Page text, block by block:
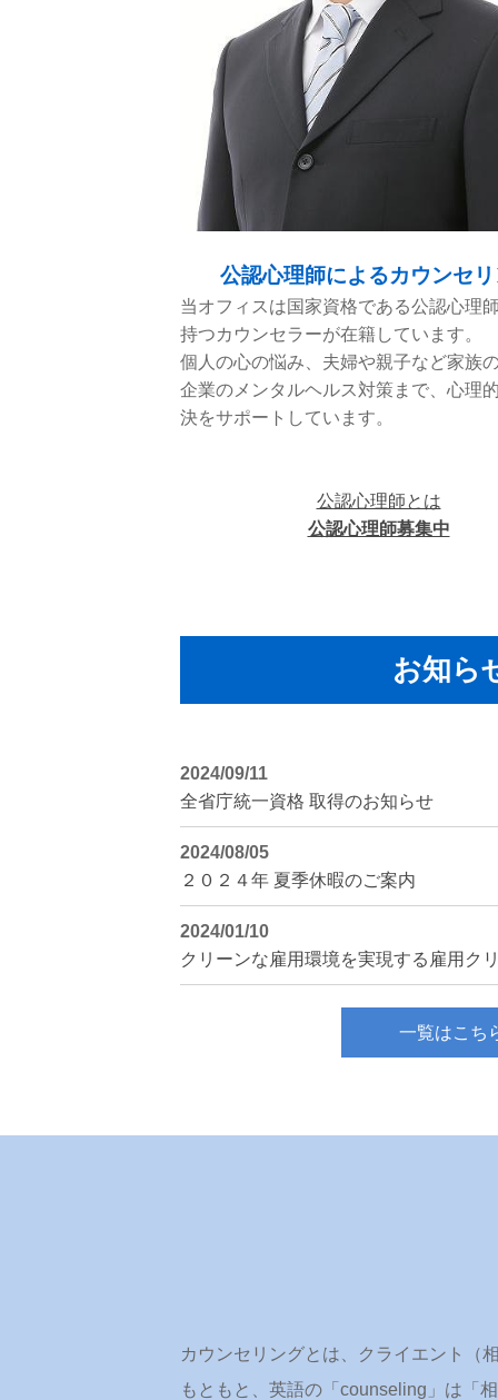
公認心理師によるカウンセ
当オフィスは国家資格である公認心理
持つカウンセラーが在籍しています。
個人の心の悩み、夫婦や親子など家族
企業のメンタルヘルス対策まで、心理
決をサポートしています。
公認心理師とは
公認心理師募集中
お知ら
2024/09/11
全省庁統一資格 取得のお知らせ
2024/08/05
２０２４年 夏季休暇のご案内
2024/01/10
クリーンな雇用環境を実現する雇用ク
一覧はこち
カウンセリングとは、クライエント（
もともと、英語の「counseling」は「